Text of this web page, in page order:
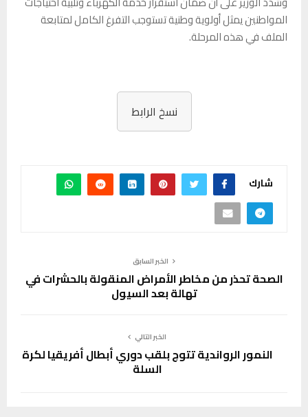
المواطنين يمثل أولوية وطنية تستوجب التفرغ الكامل لمتابعة
الملف في هذه المرحلة.
نسخ الرابط
شارك
الخبر السابق
الصحة تحذر من مخاطر الأمراض المنقولة بالحشرات في
تهالة بعد السيول
الخبر التالي
النمور الرواندية تتوج بلقب دوري أبطال أفريقيا لكرة
السلة